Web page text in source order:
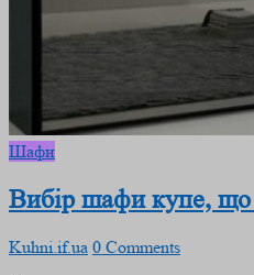
Шафи
Вибір шафи купе, що
Kuhni.if.ua 0 Comments